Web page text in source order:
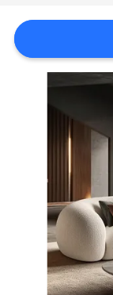
FABRIK
TOUR
KONTAKT
ALLE
FÄLLE